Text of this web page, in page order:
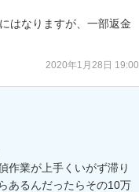
はなりますが、一部返金
2020年1月28日 19:00
作業が上手くいがず滞り
あるんだったらその10万